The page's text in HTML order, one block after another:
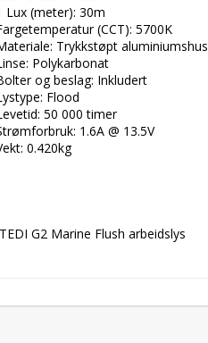
Lux (meter): 30m
(CCT): 5700K
Trykkstøpt aluminiumshus
Polykarbonat
og beslag: Inkludert
Flood
50 000 timer
1.6A @ 13.5V
0.420kg